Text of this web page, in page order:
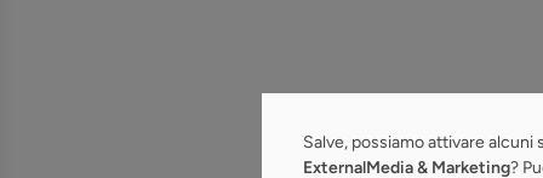
Salve, possiamo attivare alcuni
ExternalMedia & Marketing?